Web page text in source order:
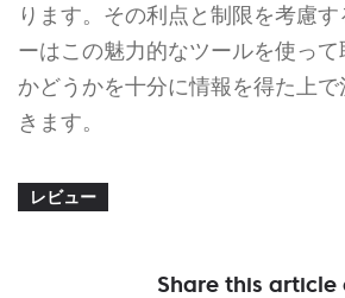
ります。その利点と制限を考慮
ーはこの魅力的なツールを使っ
かどうかを十分に情報を得た上
きます。
レビュー
Share this article